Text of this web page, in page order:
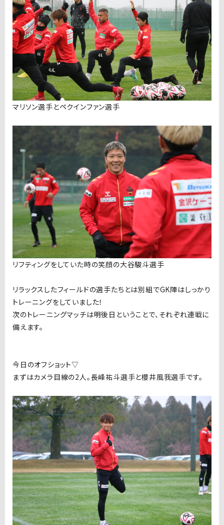
マリソン選手とペクインファン選手
リフティングをしていた時の笑顔の大谷駿斗選手
リラックスしたフィールドの選手たちとは別組でGK陣はしっかり
トレーニングをしていました！
次のトレーニングマッチは明後日ということで、それぞれ連戦に
備えます。
今日のオフショット▽
まずはカメラ目線の2人。長峰祐斗選手と櫻井風我選手です。